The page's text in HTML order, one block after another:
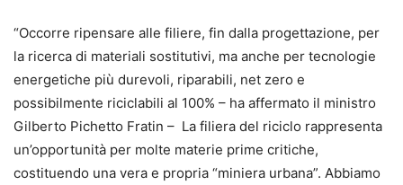
“Occorre ripensare alle filiere, fin dalla progettazione, per
la ricerca di materiali sostitutivi, ma anche per tecnologie
energetiche più durevoli, riparabili, net zero e
possibilmente riciclabili al 100% – ha affermato il ministro
Gilberto Pichetto Fratin – La filiera del riciclo rappresenta
un’opportunità per molte materie prime critiche,
costituendo una vera e propria “miniera urbana”. Abbiamo